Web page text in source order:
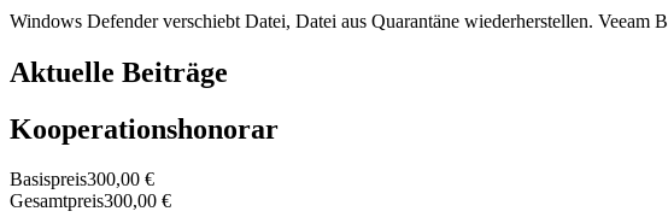
Windows Defender verschiebt Datei, Datei aus Quarantäne wiederherstellen.
Aktuelle Beiträge
Kooperationshonorar
Basispreis300,00 €
Gesamtpreis300,00 €